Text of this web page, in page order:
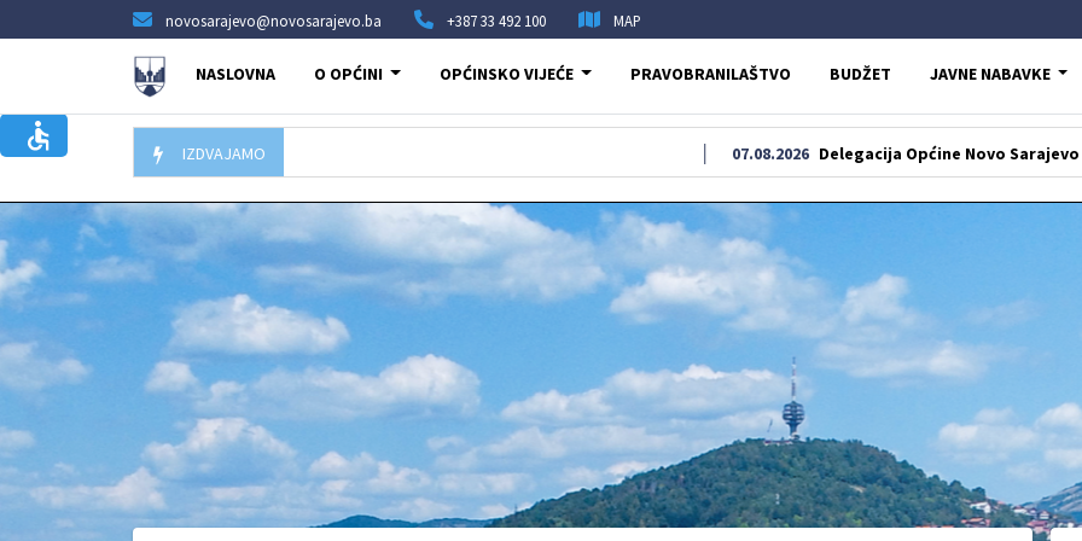
novosarajevo@novosarajevo.ba +387 33 492 100 MAP
NASLOVNA O OPĆINI OPĆINSKO VIJEĆE PRAVOBRANILAŠTVO BUDŽET JAVNE NABAVKE
IZDVAJAMO Delegacija Općine Novo Sarajevo odala